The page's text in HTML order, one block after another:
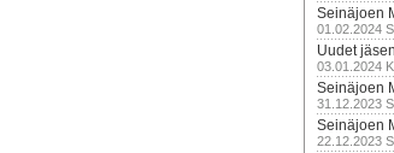
Seinäjoen
01.02.2024
Uudet
03.01.2024
Seinäjoen
31.12.2023
Seinäjoen
22.12.2023